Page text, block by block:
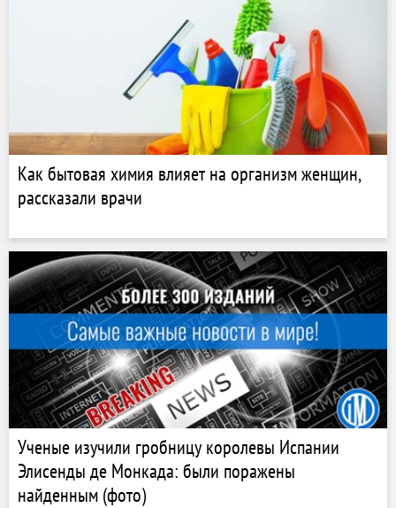
Как бытовая химия влияет на организм женщин,
рассказали врачи
Ученые изучили гробницу королевы Испании
Элисенды де Монкада: были поражены
найденным (фото)